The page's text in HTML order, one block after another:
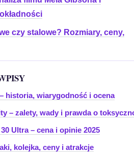
czy stalowe? Rozmiary, ceny,
historia, wiarygodność i ocena
– zalety, wady i prawda o
Ultra – cena i opinie 2025
kolejka, ceny i atrakcje